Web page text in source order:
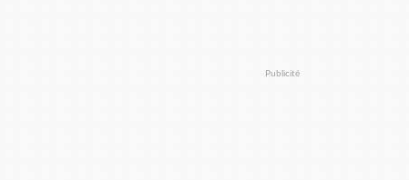
Publicité